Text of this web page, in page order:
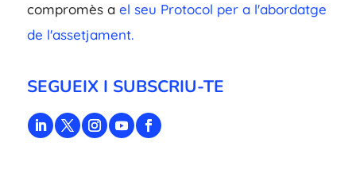
compromès a el seu Protocol per a l'abordatge
de l'assetjament.
SEGUEIX I SUBSCRIU-TE